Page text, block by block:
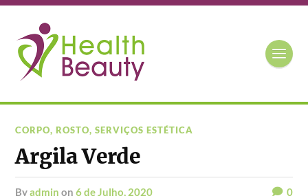
CORPO,ROSTO,SERVIÇOS ESTÉTICA
Argila Verde
byadmin on6 de Julho, 2020 0